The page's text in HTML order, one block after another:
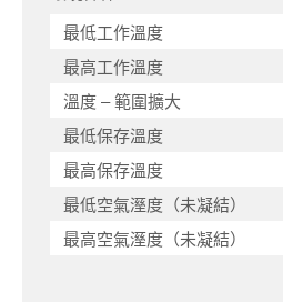
最低工作溫度
最高工作溫度
溫度 – 範圍擴大
最低保存溫度
最高保存溫度
最低空氣溼度（未凝結）
最高空氣溼度（未凝結）